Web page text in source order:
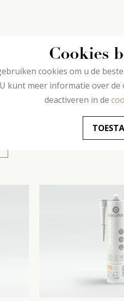
Cookies
cookies om u de
U kunt meer informatie over
deactiveren in de